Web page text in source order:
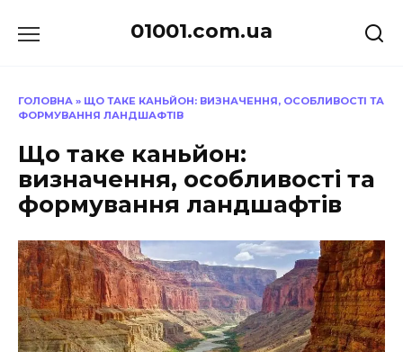
до
01001.com.ua
ГОЛОВНА » ЩО ТАКЕ КАНЬЙОН: ВИЗНАЧЕННЯ, ОСОБЛИВОСТІ ТА
ФОРМУВАННЯ ЛАНДШАФТІВ
Що таке каньйон:
визначення, особливості та
формування ландшафтів